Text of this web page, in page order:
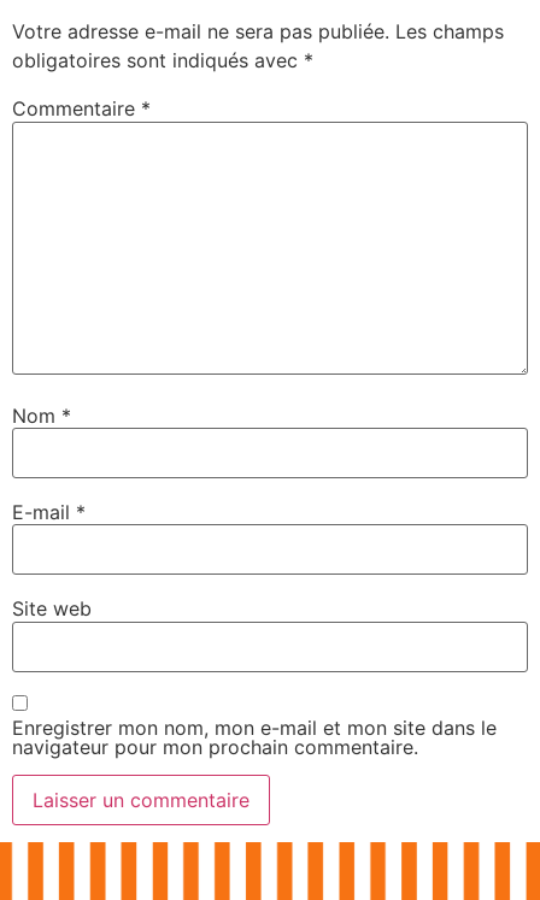
Votre adresse e-mail ne sera pas publiée. Les champs
obligatoires sont indiqués avec *
Commentaire *
Nom *
E-mail *
Site web
Enregistrer mon nom, mon e-mail et mon site dans le
navigateur pour mon prochain commentaire.